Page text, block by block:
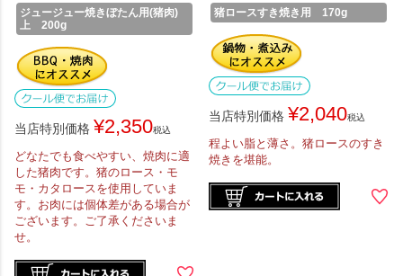
ジュージュー焼きぼたん用(猪肉)
上 200g
当店特別価格 ¥2,350税込
どなたでも食べやすい、焼肉に適
した猪肉です。猪のロース・モ
モ・カタロースを使用していま
す。お肉には個体差がある場合が
ございます。ご了承くださいま
せ。
猪ロースすき焼き用 170g
当店特別価格 ¥2,040税込
程よい脂と薄さ。猪ロースのすき
焼きを堪能。